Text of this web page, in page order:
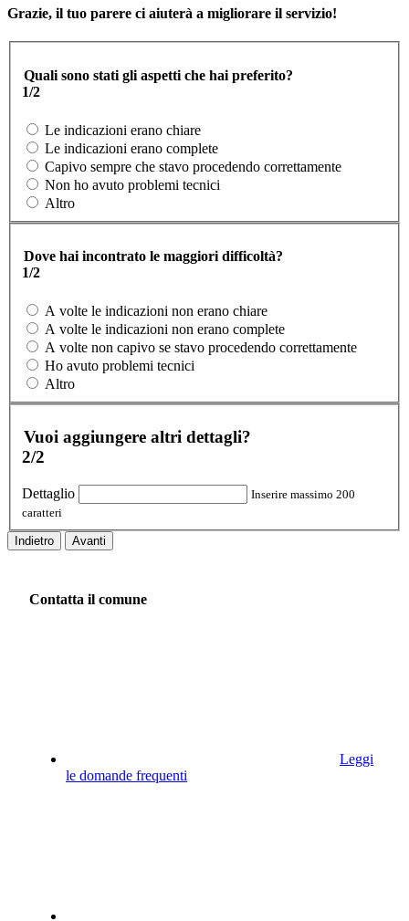
Grazie, il tuo parere ci aiuterà a migliorare il servizio!
Quali sono stati gli aspetti che hai preferito?
1/2
Le indicazioni erano chiare
Le indicazioni erano complete
Capivo sempre che stavo procedendo correttamente
Non ho avuto problemi tecnici
Altro
Dove hai incontrato le maggiori difficoltà?
1/2
A volte le indicazioni non erano chiare
A volte le indicazioni non erano complete
A volte non capivo se stavo procedendo correttamente
Ho avuto problemi tecnici
Altro
Vuoi aggiungere altri dettagli?
2/2
Dettaglio
Inserire massimo 200
caratteri
Indietro Avanti
Contatta il comune
Leggi
le domande frequenti